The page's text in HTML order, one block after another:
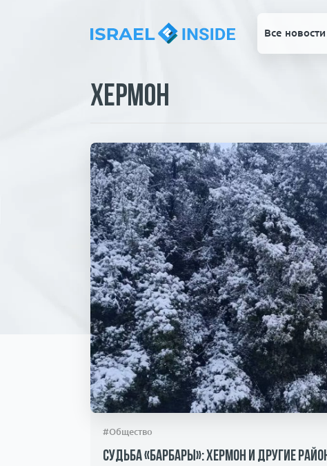
Все новости
Хермон
#Общество
Судьба «Барбары»: Хермон и другие